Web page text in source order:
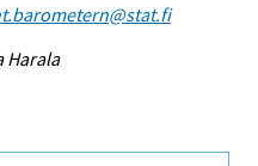
Harala